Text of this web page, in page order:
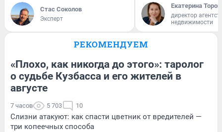
Стас Соколов
Эксперт
Екатерина
директор
недвижимости
РЕКОМЕНДУЕМ
«Плохо, как никогда до этого»: таролог
о судьбе Кузбасса и его жителей в
августе
7 часов 5 703 10
Слизни атакуют: как спасти цветник от вредителей —
три копеечных способа